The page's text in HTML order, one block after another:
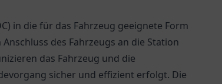
in die für das Fahrzeug geeignete Form
des Fahrzeugs an die Station
das Fahrzeug und die
sicher und effizient erfolgt. Die